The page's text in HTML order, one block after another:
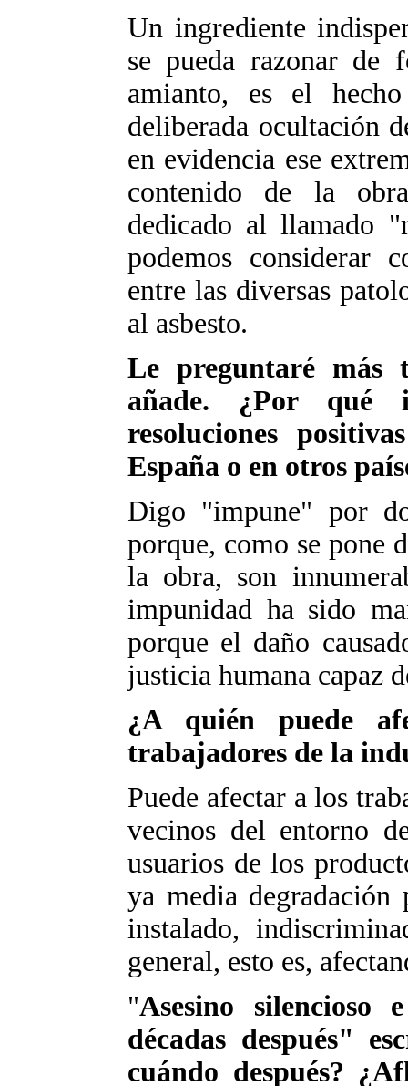
Un ingrediente
se pueda razonar de
amianto, es el
deliberada ocultación
en evidencia ese
contenido de la
dedicado al llamado
podemos considerar
entre las diversas
al asbesto.
Le preguntaré más
añade. ¿Por qué
resoluciones
España o en otros
Digo "impune" por
porque, como se pone
la obra, son
impunidad ha sido
porque el daño
justicia humana capaz
¿A quién puede
trabajadores de la
Puede afectar a los
vecinos del entorno
usuarios de los
ya media degradación
instalado,
general, esto es,
"Asesino silencioso
décadas después"
cuándo después?